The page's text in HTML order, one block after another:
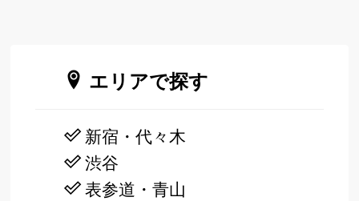
エリアで探す
新宿・代々木
渋谷
表参道・青山